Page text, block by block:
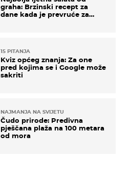
graha: Brzinski recept za
dane kada je prevruće za
15 PITANJA
Kviz općeg znanja: Za one
pred kojima se i Google može
sakriti
NAJMANJA NA SVIJETU
Čudo prirode: Predivna
pješčana plaža na 100 metara
od mora